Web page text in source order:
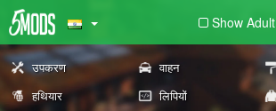
Show Adult
उपकरण वाहन
हथियार
लिपियों